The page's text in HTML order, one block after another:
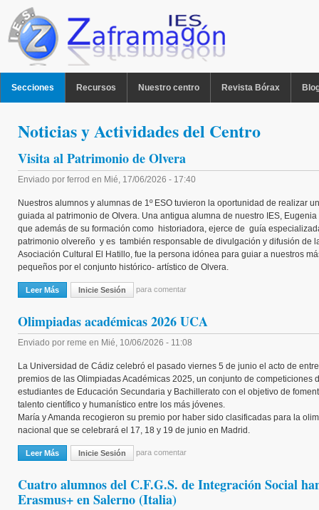
Pasar al contenido principal
Secciones Recursos Nuestro centro Revista Bórax
Noticias y Actividades del Centro
Visita al Patrimonio de Olvera
Enviado por ferrod en Mié, 17/06/2026 - 17:40
Nuestros alumnos y alumnas de 1º ESO tuvieron la oportunidad de realizar
guiada al patrimonio de Olvera. Una antigua alumna de nuestro IES,
que además de su formación como historiadora, ejerce de guía
patrimonio olvereño y es también responsable de divulgación y difusión de
Asociación Cultural El Hatillo, fue la persona idónea para guiar a nuestros
pequeños por el conjunto histórico- artístico de Olvera.
Leer Más Sobre Visita Al Patrimonio De Olvera
Inicie Sesión para comentar
Olimpiadas académicas 2026 UCA
Enviado por reme en Mié, 10/06/2026 - 11:08
La Universidad de Cádiz celebró el pasado viernes 5 de junio el acto de
premios de las Olimpiadas Académicas 2025, un conjunto de competiciones
estudiantes de Educación Secundaria y Bachillerato con el objetivo de
talento científico y humanístico entre los más jóvenes.
María y Amanda recogieron su premio por haber sido clasificadas para la
nacional que se celebrará el 17, 18 y 19 de junio en Madrid.
Leer Más Sobre Olimpiadas Académicas 2026 UCA
Inicie Sesión para comentar
Cuatro alumnos del C.F.G.S. de Integración Social
Erasmus+ en Salerno (Italia)